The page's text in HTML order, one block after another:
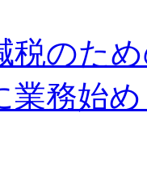
税のた
業務始